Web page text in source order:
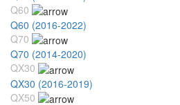
Q60
Q60 (2016-2022)
Q70
Q70 (2014-2020)
QX30
QX30 (2016-2019)
QX50